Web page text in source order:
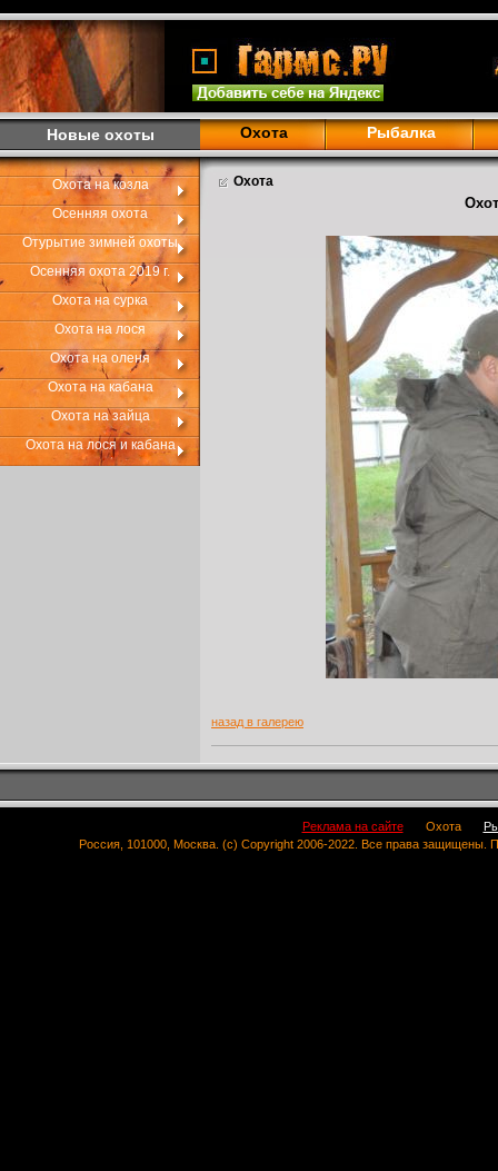
Новые охоты Охота Рыбалка
Охота на козла
Осенняя охота
Отурытие зимней охоты
Осенняя охота 2019 г.
Охота на сурка
Охота на лося
Охота на оленя
Охота на кабана
Охота на зайца
Охота на лося и кабана
Охота
назад в галерею
Реклама на сайте Охота
Россия, 101000, Москва. (c) Copyright 2006-2022. Все права защищены.